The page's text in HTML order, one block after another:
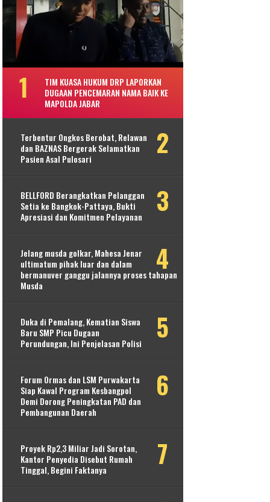
TIM KUASA HUKUM DRP LAPORKAN
DUGAAN PENCEMARAN NAMA BAIK KE
MAPOLDA JABAR
Terbentur Ongkos Berobat, Relawan
dan BAZNAS Bergerak Selamatkan
Pasien Asal Pulosari
BELLFORD Berangkatkan Pelanggan
Setia ke Bangkok-Pattaya, Bukti
Apresiasi dan Komitmen Pelayanan
Jelang musda golkar, Mahesa Jenar
ultimatum pihak luar dan dalam
bermanuver ganggu jalannya proses tahapan
Musda
Duka di Pemalang, Kematian Siswa
Baru SMP Picu Dugaan
Perundungan, Ini Penjelasan Polisi
Forum Ormas dan LSM Purwakarta
Siap Kawal Program Kesbangpol
Demi Dorong Peningkatan PAD dan
Pembangunan Daerah
Proyek Rp2,3 Miliar Jadi Sorotan,
Kantor Penyedia Disebut Rumah
Tinggal, Begini Faktanya